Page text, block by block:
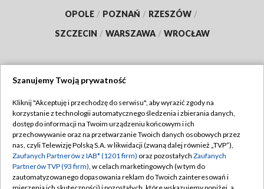
OPOLE / POZNAŃ / RZESZÓW /
SZCZECIN / WARSZAWA / WROCŁAW
TVP
Abonament TVP
Emisja w TVP
Centrum informacji TVP
Regulamin TVP
Polityka prywatności
Moje zgody
Szanujemy Twoją prywatność
Kliknij "Akceptuję i przechodzę do serwisu", aby wyrazić zgody na
korzystanie z technologii automatycznego śledzenia i zbierania danych,
dostęp do informacji na Twoim urządzeniu końcowym i ich
przechowywanie oraz na przetwarzanie Twoich danych osobowych przez
nas, czyli Telewizję Polską S.A. w likwidacji (zwaną dalej również „TVP”),
Zaufanych Partnerów z IAB* (1201 firm) oraz pozostałych Zaufanych
Partnerów TVP (93 firm), w celach marketingowych (w tym do
zautomatyzowanego dopasowania reklam do Twoich zainteresowań i